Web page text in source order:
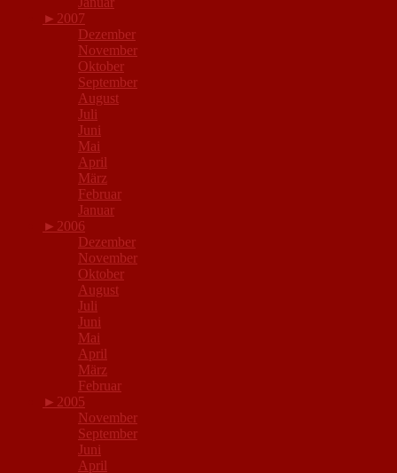
► 2007
Dezember
November
Oktober
September
August
Juli
Juni
Mai
April
März
Februar
Januar
► 2006
Dezember
November
Oktober
August
Juli
Juni
Mai
April
März
Februar
► 2005
November
September
Juni
April